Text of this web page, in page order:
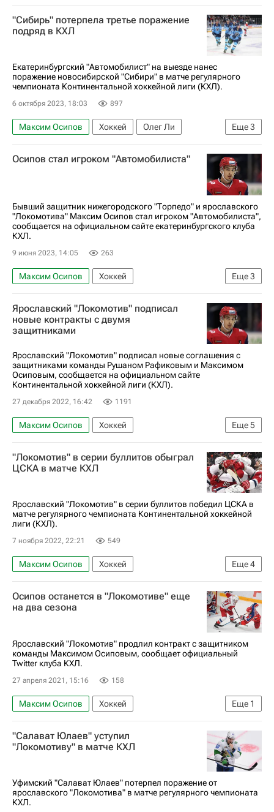
КХЛ 2025-2026
"Сибирь" потерпела третье поражение
подряд в КХЛ
Екатеринбургский "Автомобилист" на выезде нанес
поражение новосибирской "Сибири" в матче регулярного
чемпионата Континентальной хоккейной лиги (КХЛ).
6 октября 2023, 18:03 897
Еще3
Максим Осипов Хоккей
Олег Ли
Сибирь
Автомобилист
Регулярный чемпионат КХЛ
Осипов стал игроком "Автомобилиста"
Бывший защитник нижегородского "Торпедо" и ярославского
"Локомотива" Максим Осипов стал игроком "Автомобилиста",
сообщается на официальном сайте екатеринбургского клуба
КХЛ.
9 июня 2023, 14:05 263
Еще3
Максим Осипов
Хоккей
Локомотив (Ярославль)
Автомобилист
КХЛ 2025-2026
Ярославский "Локомотив" подписал
новые контракты с двумя
защитниками
Ярославский "Локомотив" подписал новые соглашения с
защитниками команды Рушаном Рафиковым и Максимом
Осиповым, сообщается на официальном сайте
Континентальной хоккейной лиги (КХЛ).
27 декабря 2022, 16:42 1191
Еще5
Максим Осипов
Хоккей
Локомотив (Ярославль)
КХЛ 2025-2026
Рушан Рафиков
Салават Юлаев
"Локомотив" в серии буллитов обыграл
ЦСКА в матче КХЛ
Ярославский "Локомотив" в серии буллитов победил ЦСКА в
матче регулярного чемпионата Континентальной хоккейной
лиги (КХЛ).
7 ноября 2022, 22:21 549
Еще4
Максим Осипов
Хоккей
Локомотив (Ярославль)
ЦСКА
Денис Алексеев
Артур Каюмов
Осипов останется в "Локомотиве" еще
на два сезона
Ярославский "Локомотив" продлил контракт с защитником
команды Максимом Осиповым, сообщает официальный
Twitter клуба КХЛ.
27 апреля 2021, 15:16 158
Еще 1
Максим Осипов
Хоккей
Локомотив (Ярославль)
"Салават Юлаев" уступил
"Локомотиву" в матче КХЛ
Уфимский "Салават Юлаев" потерпел поражение от
ярославского "Локомотива" в матче регулярного чемпионата
КХЛ.